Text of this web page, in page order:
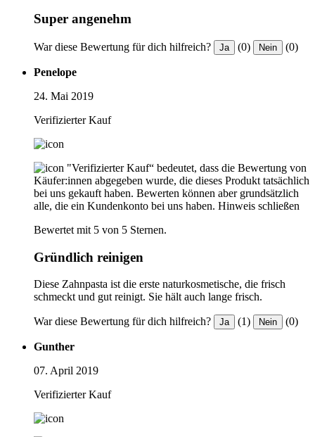
Super angenehm
War diese Bewertung für dich hilfreich? Ja (0) Nein (0)
Penelope
24. Mai 2019
Verifizierter Kauf
"Verifizierter Kauf“ bedeutet, dass die Bewertung von
Käufer:innen abgegeben wurde, die dieses Produkt tatsächlich
bei uns gekauft haben. Bewerten können aber grundsätzlich
alle, die ein Kundenkonto bei uns haben. Hinweis schließen
Bewertet mit 5 von 5 Sternen.
Gründlich reinigen
Diese Zahnpasta ist die erste naturkosmetische, die frisch
schmeckt und gut reinigt. Sie hält auch lange frisch.
War diese Bewertung für dich hilfreich? Ja (1) Nein (0)
Gunther
07. April 2019
Verifizierter Kauf